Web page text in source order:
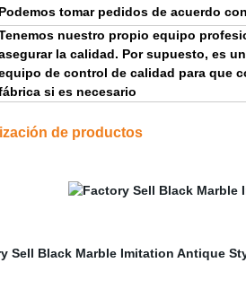
Podemos tomar pedidos de acuerdo
nuestro propio equipo
la calidad. Por supuesto, es
de control de calidad para que
si es necesario
productos